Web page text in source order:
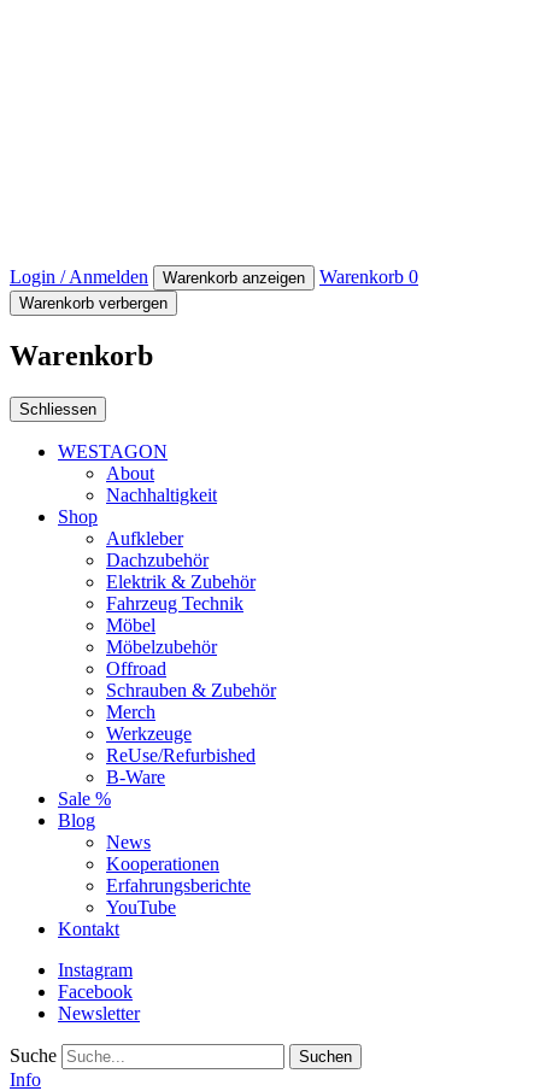
Login / Anmelden Warenkorb anzeigen Warenkorb 0
Warenkorb verbergen
Warenkorb
Schliessen
WESTAGON
About
Nachhaltigkeit
Shop
Aufkleber
Dachzubehör
Elektrik & Zubehör
Fahrzeug Technik
Möbel
Möbelzubehör
Offroad
Schrauben & Zubehör
Merch
Werkzeuge
ReUse/Refurbished
B-Ware
Sale %
Blog
News
Kooperationen
Erfahrungsberichte
YouTube
Kontakt
Instagram
Facebook
Newsletter
Suche
Info